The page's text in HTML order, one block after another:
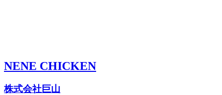
NENE CHICKEN
株式会社巨山